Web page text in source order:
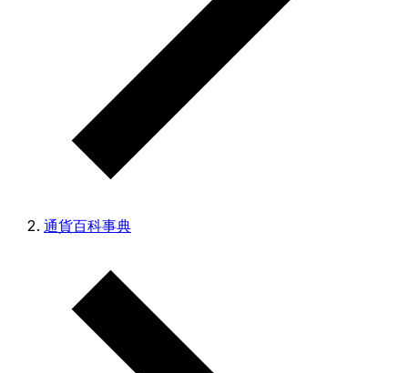
通貨百科事典